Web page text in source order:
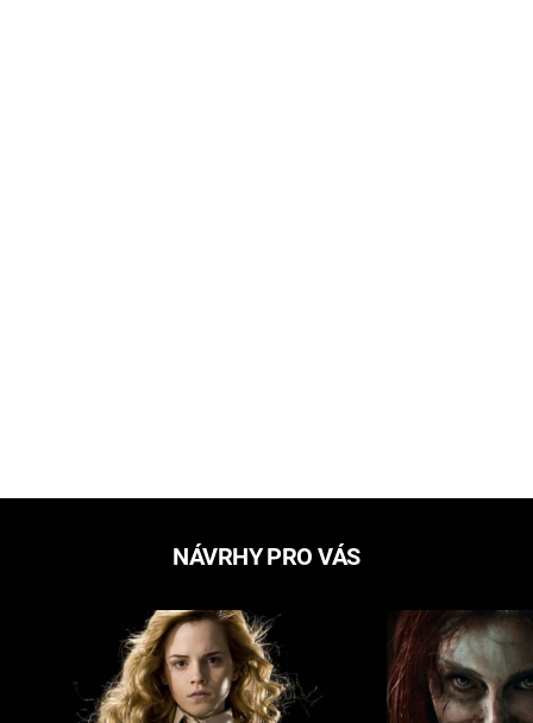
NÁVRHY PRO VÁS